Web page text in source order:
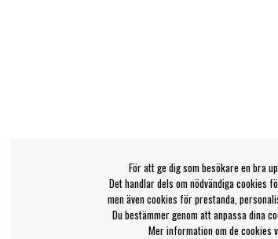
För att ge dig som besökare en bra
Det handlar dels om nödvändiga cookies
men även cookies för prestanda,
Du bestämmer genom att anpassa dina
Mer information om de cookies